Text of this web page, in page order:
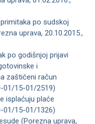
po sudskoj
uprava, 20.10.2015.,
po godišnjoj prijavi
i
zaštićeni račun
01/15-01/2519)
isplaćuju plaće
01/15-01/1326)
(Porezna uprava,